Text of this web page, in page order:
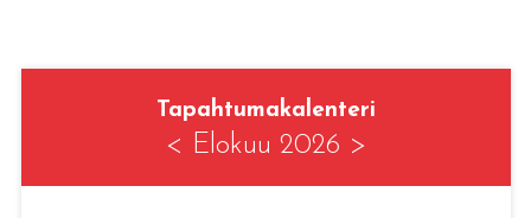
Tapahtumakalenteri
< Elokuu 2026 >